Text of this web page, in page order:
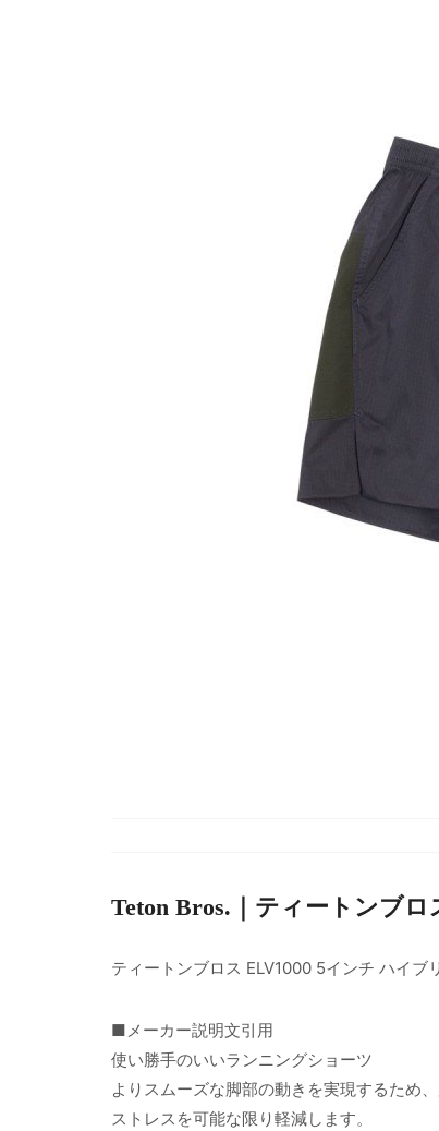
Teton Bros.｜ティートンブロ
ティートンブロス ELV1000 5インチ ハイブ
■メーカー説明文引用
使い勝手のいいランニングショーツ
よりスムーズな脚部の動きを実現するため
ストレスを可能な限り軽減します。